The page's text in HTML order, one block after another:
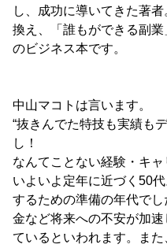
し、成功に導いてきた著者
換え、「誰もができる副
のビジネス本です。
中山マコトは言います。
“抜きんでた特技も実績も
し！
なんてことない経験・キ
いよいよ定年に近づく50
するための準備の年代で
金など将来への不安が加
ているといわれます。ま